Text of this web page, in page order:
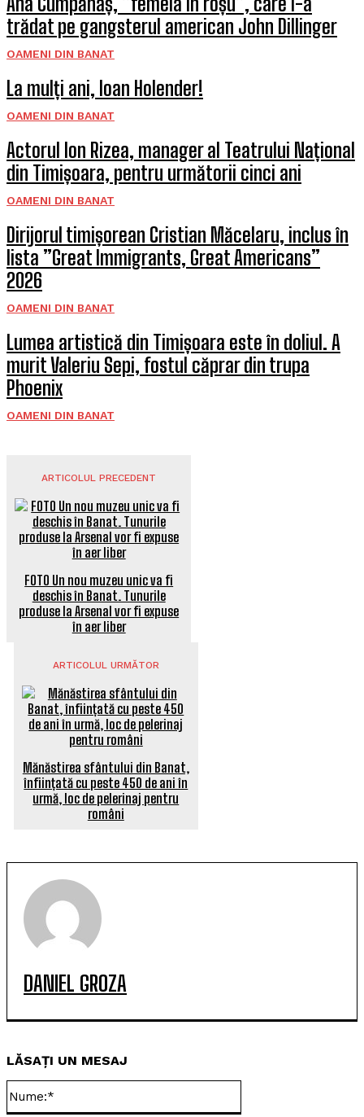
trădat pe gangsterul american John Dillinger
OAMENI DIN BANAT
La mulți ani, Ioan Holender!
OAMENI DIN BANAT
Actorul Ion Rizea, manager al Teatrului Național
din Timișoara, pentru următorii cinci ani
OAMENI DIN BANAT
Dirijorul timișorean Cristian Măcelaru, inclus în
lista ”Great Immigrants, Great Americans”
2026
OAMENI DIN BANAT
Lumea artistică din Timișoara este în doliul. A
murit Valeriu Sepi, fostul căprar din trupa
Phoenix
OAMENI DIN BANAT
ARTICOLUL PRECEDENT
FOTO Un nou muzeu unic va fi
deschis în Banat. Tunurile
produse la Arsenal vor fi expuse
în aer liber
ARTICOLUL URMĂTOR
Mănăstirea sfântului din Banat,
înființată cu peste 450 de ani în
urmă, loc de pelerinaj pentru
români
DANIEL GROZA
LĂSAȚI UN MESAJ